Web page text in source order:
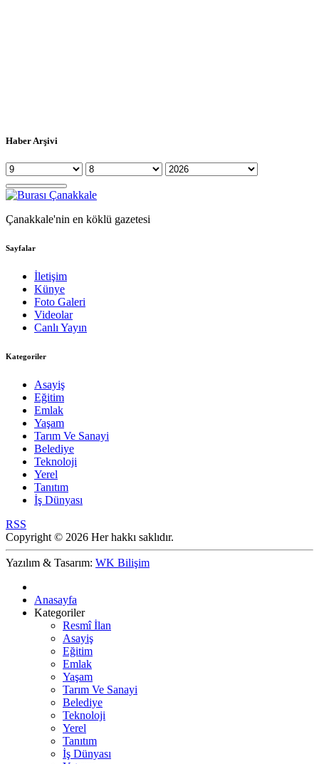
Haber Arşivi
Çanakkale'nin en köklü gazetesi
Sayfalar
İletişim
Künye
Foto Galeri
Videolar
Canlı Yayın
Kategoriler
Asayiş
Eğitim
Emlak
Yaşam
Tarım Ve Sanayi
Belediye
Teknoloji
Yerel
Tanıtım
İş Dünyası
RSS
Copyright © 2026 Her hakkı saklıdır.
Yazılım & Tasarım: WK Bilişim
Anasayfa
Kategoriler
Resmî İlan
Asayiş
Eğitim
Emlak
Yaşam
Tarım Ve Sanayi
Belediye
Teknoloji
Yerel
Tanıtım
İş Dünyası